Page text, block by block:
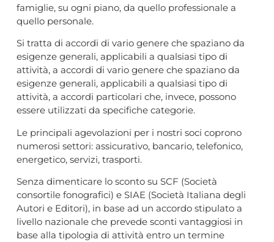
famiglie, su ogni piano, da quello professionale a
quello personale.
Si tratta di accordi di vario genere che spaziano da
esigenze generali, applicabili a qualsiasi tipo di
attività, a accordi di vario genere che spaziano da
esigenze generali, applicabili a qualsiasi tipo di
attività, a accordi particolari che, invece, possono
essere utilizzati da specifiche categorie.
Le principali agevolazioni per i nostri soci coprono
numerosi settori: assicurativo, bancario, telefonico,
energetico, servizi, trasporti.
Senza dimenticare lo sconto su SCF (Società
consortile fonografici) e SIAE (Società Italiana degli
Autori e Editori), in base ad un accordo stipulato a
livello nazionale che prevede sconti vantaggiosi in
base alla tipologia di attività entro un termine